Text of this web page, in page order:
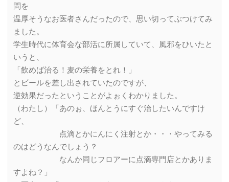
問を
温厚そうなお医者さんだったので、思い切ってぶつけてみ
ました。
学生時代に体育会な部活に所属していて、風邪をひいたと
いうと、
「飲めば治る！麦の栄養をとれ！」
とビールを差し出されていたのですが、
逆効果だったということがよぉくわかりました。
（わたし）「あのぉ、ほんとうにすぐ治したいんですけ
ど、
点滴とかにんにく注射とか・・・やってみる
のはどうなんでしょう？
なんか同じフロアーに点滴専門店とかありま
すよね？」